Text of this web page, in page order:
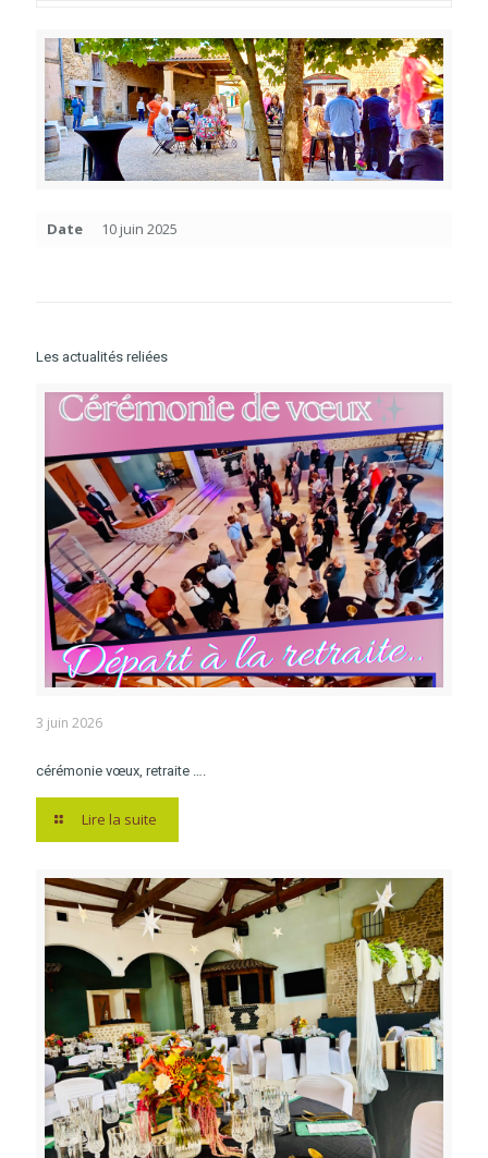
Date 10 juin 2025
Les actualités reliées
3 juin 2026
cérémonie vœux, retraite ….
Lire la suite